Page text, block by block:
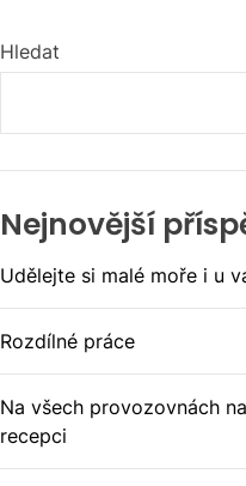
Hledat
Nejnovější
Udělejte si malé moře i u
Rozdílné práce
Na všech provozovnách
recepci